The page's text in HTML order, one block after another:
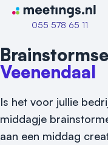
Naar home van
055 578 65 11
Veenendaal
Is het voor jullie
middagje
aan een middag